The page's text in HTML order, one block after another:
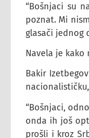
“Bošnjaci su
poznat. Mi
glasači jednog
Navela je kako
Bakir
“Bošnjaci,
onda ih još
prošli i kroz